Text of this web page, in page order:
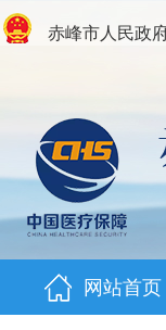
赤峰市人民政
网站首页